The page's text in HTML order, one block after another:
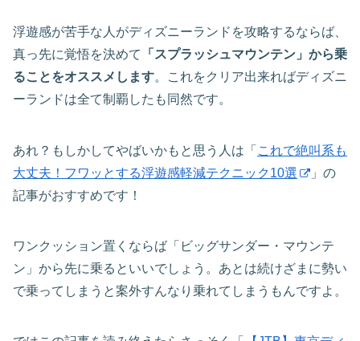
浮遊感が苦手な人がディズニーランドを攻略するならば、
真っ先に覚悟を決めて
「スプラッシュマウンテン」から乗
ることをオススメします。これをクリア出来ればディズニ
ーランドは全て制覇したも同然です。
あれ？もしかしてやばいかもと思う人は「 これで絶叫系も
大丈夫！フワッとする浮遊感軽減テクニック10選
」の
記事がおすすめです！
ワンクッション置くならば「ビッグサンダー・マウンテ
ン」から先に乗るといいでしょう。あとは続けざまに勢い
で乗ってしまうと案外すんなり乗れてしまうもんですよ。